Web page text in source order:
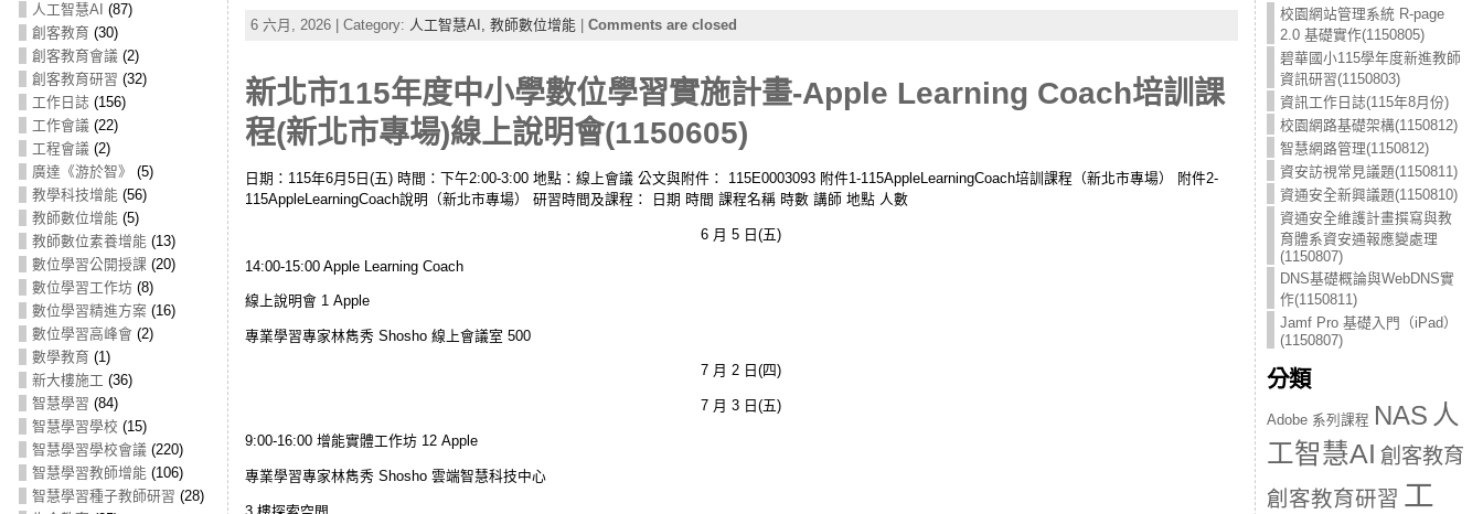
人工智慧AI (87)
創客教育 (30)
創客教育會議 (2)
創客教育研習 (32)
工作日誌 (156)
工作會議 (22)
工程會議 (2)
廣達《游於智》
(5)
教學科技增能(56)
教師數位增能(5)
教師數位素養增能(13)
數位學習公開授課 (20)
數位學習工作坊(8)
數位學習精進方案 (16)
數位學習高峰會 (2)
數學教育 (1)
新大樓施工 (36)
智慧學習 (84)
智慧學習學校 (15)
智慧學習學校會議 (220)
智慧學習教師增能(106)
智慧學習種子教師研習 (28)
6 六月, 2026 | Category: 人工智慧AI, 教師數位增能 | Comments are closed
新北市115年度中小學數位學習實施計畫-Apple Learning Coach培訓課
程(新北市專場)線上說明會(1150605)
日期：115年6月5日(五) 時間：下午2:00-3:00 地點：線上會議 公文與附件： 115E0003093 附件1-115AppleLearningCoach培訓課程（新北市專場） 附件2-
115AppleLearningCoach說明（新北市專場） 研習時間及課程： 日期 時間 課程名稱 時數 講師 地點 人數
6 月 5 日(五)
14:00-15:00 Apple Learning Coach
線上說明會 1 Apple
專業學習專家林雋秀 Shosho 線上會議室 500
7 月 2 日(四)
7 月 3 日(五)
9:00-16:00 增能實體工作坊 12 Apple
專業學習專家林雋秀 Shosho 雲端智慧科技中心
校園網站管理系統 R-page
2.0 基礎實作(1150805)
碧華國小115學年度新進教師
資訊研習(1150803)
資訊工作日誌(115年8月份)
校園網路基礎架構(1150812)
智慧網路管理(1150812)
資安訪視常見議題(1150811)
資通安全新興議題(1150810)
資通安全維護計畫撰寫與教
育體系資安通報應變處理
(1150807)
DNS基礎概論與WebDNS實
作(1150811)
Jamf Pro 基礎入門（iPad）
(1150807)
分類
Adobe 系列課程 NAS 人
工智慧AI 創客教育
創客教育研習 工